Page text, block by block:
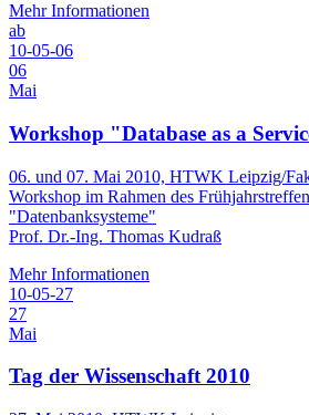
Mehr Informationen
ab
10-05-06
06
Mai
Workshop "Database as a
06. und 07. Mai 2010, HTWK Leipzig/
Workshop im Rahmen des
"Datenbanksysteme"
Prof. Dr.-Ing. Thomas Kudraß
Mehr Informationen
10-05-27
27
Mai
Tag der Wissenschaft 2010